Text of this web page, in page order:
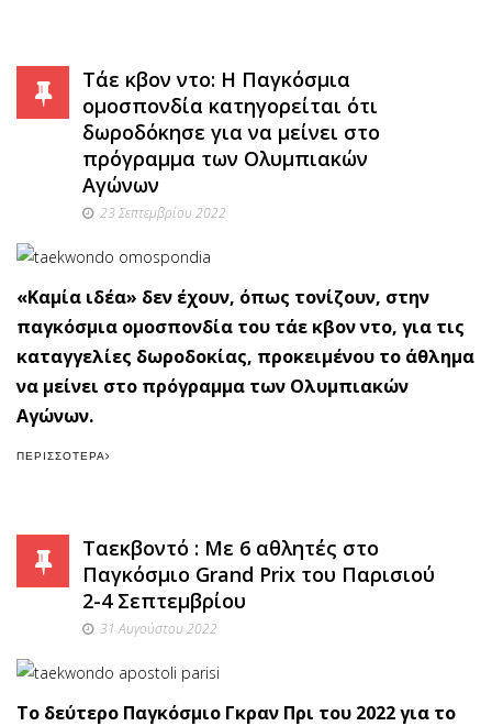
Τάε κβον ντο: Η Παγκόσμια
ομοσπονδία κατηγορείται ότι
δωροδόκησε για να μείνει στο
πρόγραμμα των Ολυμπιακών
Αγώνων
23 Σεπτεμβρίου 2022
«Καμία ιδέα» δεν έχουν, όπως τονίζουν, στην
παγκόσμια ομοσπονδία του τάε κβον ντο, για τις
καταγγελίες δωροδοκίας, προκειμένου το άθλημα
να μείνει στο πρόγραμμα των Ολυμπιακών
Αγώνων.
ΠΕΡΙΣΣΌΤΕΡΑ
Ταεκβοντό : Με 6 αθλητές στο
Παγκόσμιο Grand Prix του Παρισιού
2-4 Σεπτεμβρίου
31 Αυγούστου 2022
Το δεύτερο Παγκόσμιο Γκραν Πρι του 2022 για το